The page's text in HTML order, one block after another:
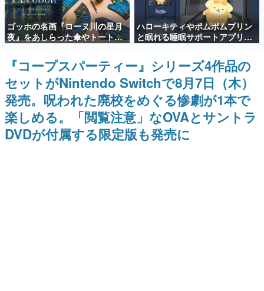
新世代に訊く
これからのデジタルゲーム市場を担う若きクリエイター達
の姿を追い、彼らのルーツと情熱を探っていきます。
ゲーム世代の作家たち
ゲームに多大な影響を受けた作家さんに取材し、ゲームが
日本のコンテンツ産業やカルチャーに与えた影響を探る企
画です。
日本モバイルゲーム産業史
日本のモバイルゲーム史における主要なトピック・タイト
ルを網羅するほか、開発者へのインタビューや識者による
解説を掲載。約20年の歴史が一望できる決定版！
ゴッホの名画『ローヌ川の星月
夜』をあしらった傘やトートバ
ッグなどが登場。8月7日21時よ
り2日間限定で予約販売
ハローキティやポムポムプリン
と眠れる睡眠サポートアプリ
『ゆめたび』が配信中。キャラ
ごとのASMRや目覚ましアラー
ムも搭載
『コープスパーティー』シリーズ4作品の
セットがNintendo Switchで8月7日（木）
発売。呪われた廃校をめぐる惨劇が1本で
楽しめる。「閲覧注意」なOVAとサントラ
DVDが付属する限定版も発売に